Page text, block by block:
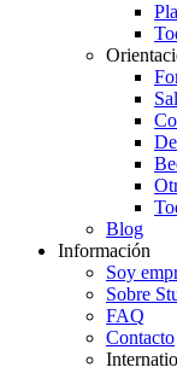
Blog
Información
Soy
Sobre
FAQ
Contacto